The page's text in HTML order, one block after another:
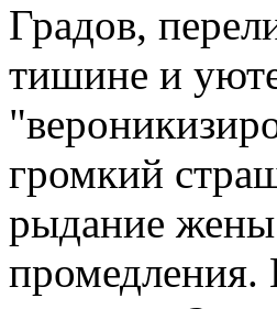
Градов,
тишине и
громкий
рыдание
промедления.